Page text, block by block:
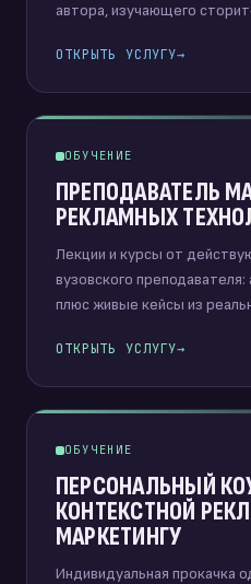
автора, изучающего
ОТКРЫТЬ УСЛУГУ→
ОБУЧЕНИЕ
ПРЕПОДАВАТЕЛЬ
РЕКЛАМНЫХ
Лекции и курсы от
вузовского
плюс живые кейсы из
ОТКРЫТЬ УСЛУГУ→
ОБУЧЕНИЕ
ПЕРСОНАЛЬНЫЙ
КОНТЕКСТНОЙ
МАРКЕТИНГУ
Индивидуальная прокачка